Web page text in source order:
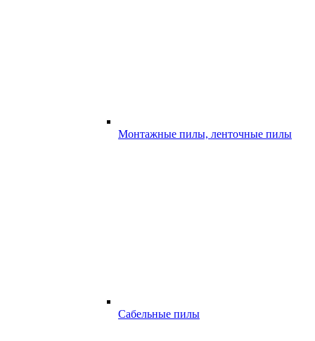
Монтажные пилы, ленточные пилы
Сабельные пилы